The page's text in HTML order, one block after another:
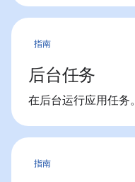
指南
后台任务
在后台运行应用任务。
指南